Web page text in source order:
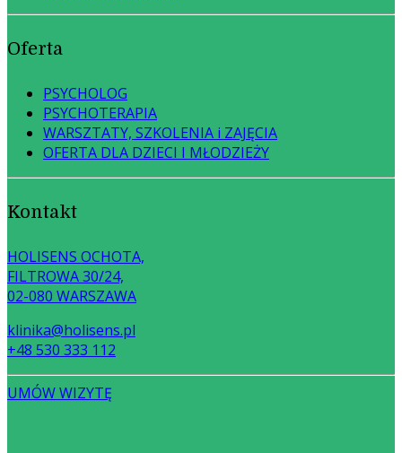
Oferta
PSYCHOLOG
PSYCHOTERAPIA
WARSZTATY, SZKOLENIA i ZAJĘCIA
OFERTA DLA DZIECI I MŁODZIEŻY
Kontakt
HOLISENS OCHOTA,
FILTROWA 30/24,
02-080 WARSZAWA
klinika@holisens.pl
+48 530 333 112
UMÓW WIZYTĘ